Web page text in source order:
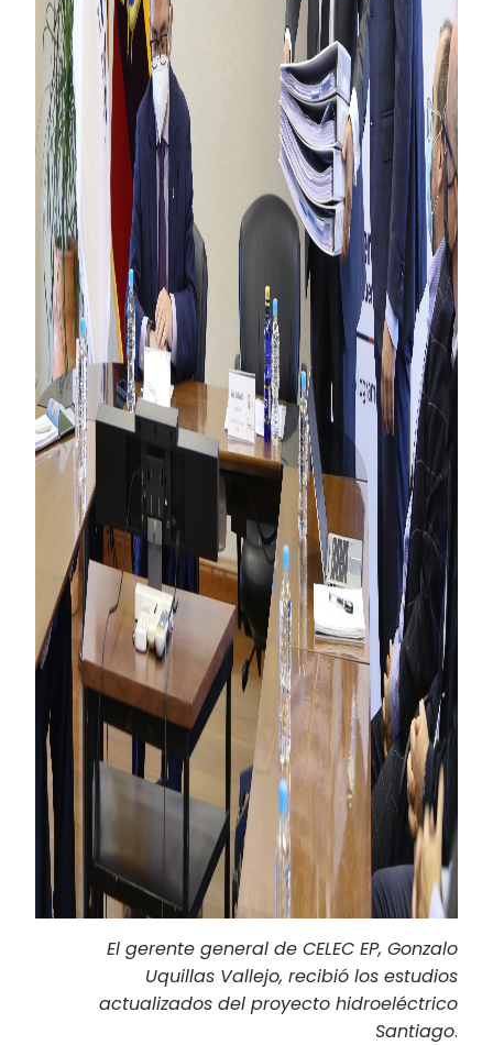
El gerente general de CELEC EP, Gonzalo
Uquillas Vallejo, recibió los estudios
actualizados del proyecto hidroeléctrico
Santiago.